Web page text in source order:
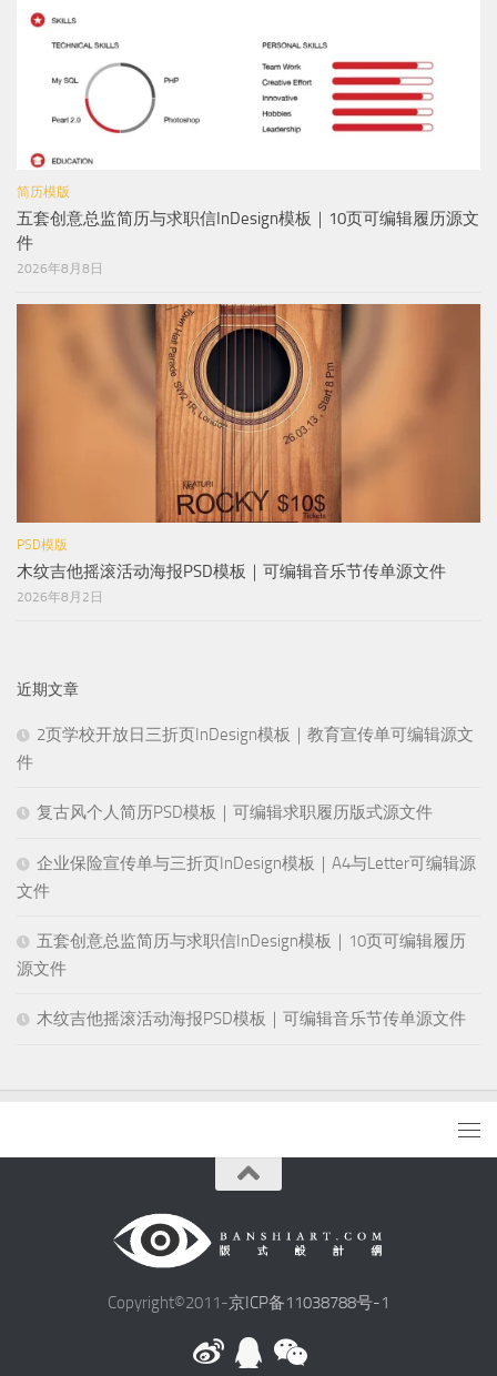
简历模版
五套创意总监简历与求职信InDesign模板｜10页可编辑履历源文
件
2026年8月8日
PSD模版
木纹吉他摇滚活动海报PSD模板｜可编辑音乐节传单源文件
2026年8月2日
近期文章
2页学校开放日三折页InDesign模板｜教育宣传单可编辑源文
件
复古风个人简历PSD模板｜可编辑求职履历版式源文件
企业保险宣传单与三折页InDesign模板｜A4与Letter可编辑源
文件
五套创意总监简历与求职信InDesign模板｜10页可编辑履历
源文件
木纹吉他摇滚活动海报PSD模板｜可编辑音乐节传单源文件
Copyright©2011-京ICP备11038788号-1